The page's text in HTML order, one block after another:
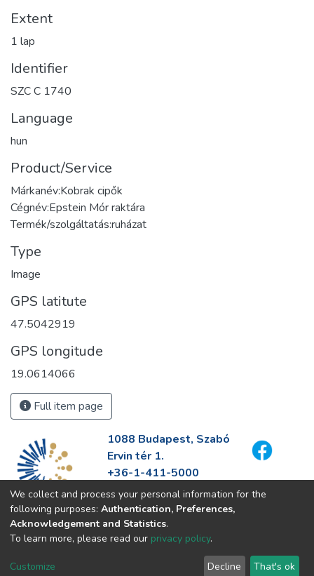
Extent
1 lap
Identifier
SZC C 1740
Language
hun
Product/Service
Márkanév:Kobrak cipők
Cégnév:Epstein Mór raktára
Termék/szolgáltatás:ruházat
Type
Image
GPS latitute
47.5042919
GPS longitude
19.0614066
Full item page
1088 Budapest, Szabó
Ervin tér 1.
+36-1-411-5000
info@fszek.hu
https://fszek.hu
We collect and process your personal information for the
following purposes: Authentication, Preferences,
Acknowledgement and Statistics.
To learn more, please read our privacy policy.
Customize Decline That's ok